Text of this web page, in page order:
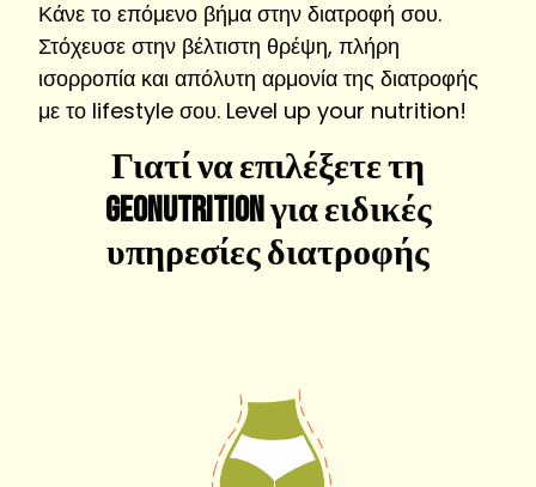
Κάνε το επόμενο βήμα στην διατροφή σου.
Στόχευσε στην βέλτιστη θρέψη, πλήρη
ισορροπία και απόλυτη αρμονία της διατροφής
με το lifestyle σου. Level up your nutrition!
Γιατί να επιλέξετε τη
Geonutrition για ειδικές
υπηρεσίες διατροφής